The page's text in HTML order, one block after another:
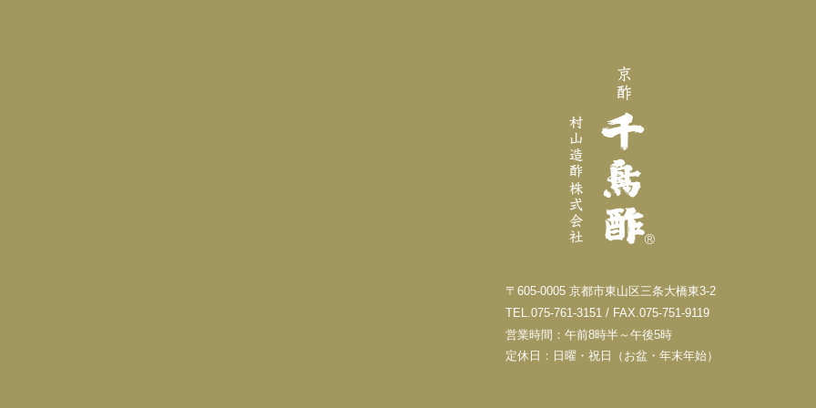
〒605-0005 京都市東山区三条大橋東3-2
TEL.075-761-3151 / FAX.075-751-9119
営業時間：午前8時半～午後5時
定休日：日曜・祝日（お盆・年末年始）